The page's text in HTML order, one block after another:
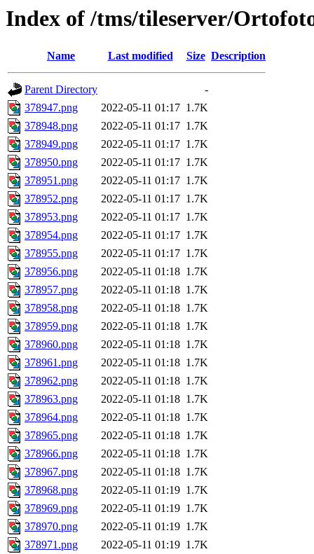
Index of /tms/tileserver/
Name Last modified Size Description
Parent Directory
-
378947.png
2022-05-11 01:17 1.7K
378948.png
2022-05-11 01:17 1.7K
378949.png
2022-05-11 01:17 1.7K
378950.png
2022-05-11 01:17 1.7K
378951.png
2022-05-11 01:17 1.7K
378952.png
2022-05-11 01:17 1.7K
378953.png
2022-05-11 01:17 1.7K
378954.png
2022-05-11 01:17 1.7K
378955.png
2022-05-11 01:17 1.7K
378956.png
2022-05-11 01:18 1.7K
378957.png
2022-05-11 01:18 1.7K
378958.png
2022-05-11 01:18 1.7K
378959.png
2022-05-11 01:18 1.7K
378960.png
2022-05-11 01:18 1.7K
378961.png
2022-05-11 01:18 1.7K
378962.png
2022-05-11 01:18 1.7K
378963.png
2022-05-11 01:18 1.7K
378964.png
2022-05-11 01:18 1.7K
378965.png
2022-05-11 01:18 1.7K
378966.png
2022-05-11 01:18 1.7K
378967.png
2022-05-11 01:18 1.7K
378968.png
2022-05-11 01:19 1.7K
378969.png
2022-05-11 01:19 1.7K
378970.png
2022-05-11 01:19 1.7K
378971.png
2022-05-11 01:19 1.7K